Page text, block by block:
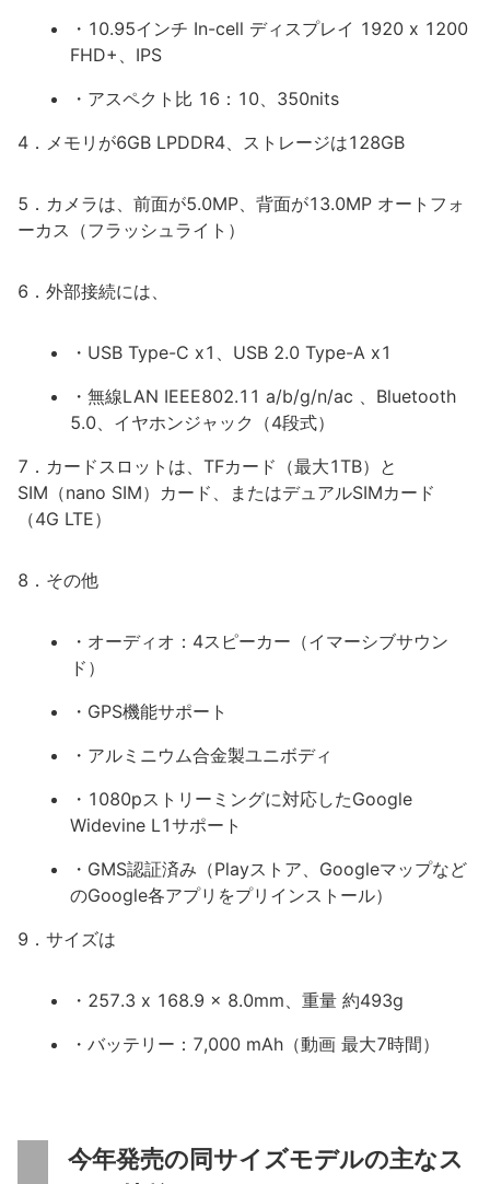
・10.95インチ In-cell ディスプレイ 1920 x 1200
FHD+、IPS
・アスペクト比 16：10、350nits
4．メモリが6GB LPDDR4、ストレージは128GB
5．カメラは、前面が5.0MP、背面が13.0MP オートフォ
ーカス（フラッシュライト）
6．外部接続には、
・USB Type-C x1、USB 2.0 Type-A x1
・無線LAN IEEE802.11 a/b/g/n/ac 、Bluetooth
5.0、イヤホンジャック（4段式）
7．カードスロットは、TFカード（最大1TB）と
SIM（nano SIM）カード、またはデュアルSIMカード
（4G LTE）
8．その他
・オーディオ：4スピーカー（イマーシブサウン
ド）
・GPS機能サポート
・アルミニウム合金製ユニボディ
・1080pストリーミングに対応したGoogle
Widevine L1サポート
・GMS認証済み（Playストア、Googleマップなど
のGoogle各アプリをプリインストール）
9．サイズは
・257.3 x 168.9 x 8.0mm、重量 約493g
・バッテリー：7,000 mAh（動画 最大7時間）
今年発売の同サイズモデルの主なス